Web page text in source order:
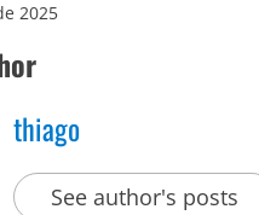
2025
thiago
See author's posts